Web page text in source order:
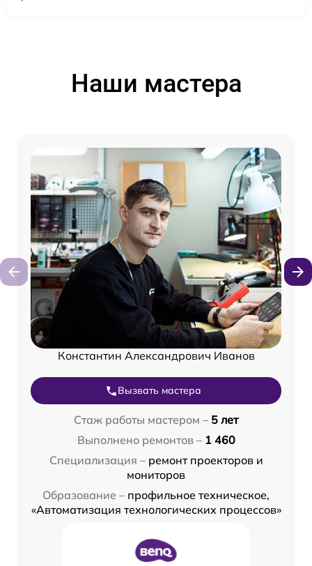
Наши мастера
Константин Александрович Иванов
Вызвать мастера
Стаж работы мастером – 5 лет
Выполнено ремонтов – 1 460
Специализация – ремонт проекторов и
мониторов
Образование – профильное техническое,
«Автоматизация технологических процессов»